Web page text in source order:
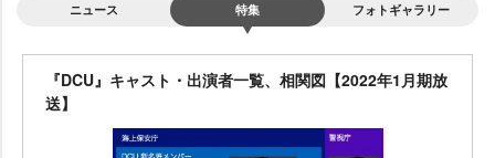
ニュース 特集 フォトギャラリー
『DCU』キャスト・出演者一覧、相関図【2022年1月期放
送】